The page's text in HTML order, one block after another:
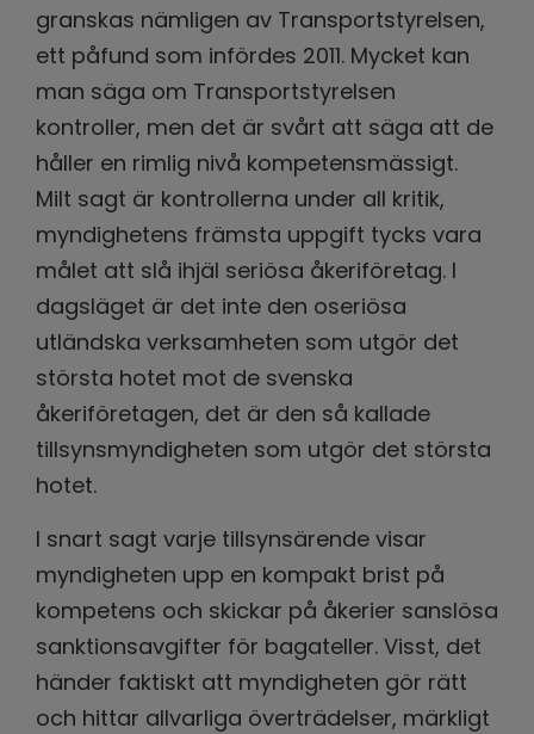
granskas nämligen av Transportstyrelsen,
ett påfund som infördes 2011. Mycket kan
man säga om Transportstyrelsen
kontroller, men det är svårt att säga att de
håller en rimlig nivå kompetensmässigt.
Milt sagt är kontrollerna under all kritik,
myndighetens främsta uppgift tycks vara
målet att slå ihjäl seriösa åkeriföretag. I
dagsläget är det inte den oseriösa
utländska verksamheten som utgör det
största hotet mot de svenska
åkeriföretagen, det är den så kallade
tillsynsmyndigheten som utgör det största
hotet.
I snart sagt varje tillsynsärende visar
myndigheten upp en kompakt brist på
kompetens och skickar på åkerier sanslösa
sanktionsavgifter för bagateller. Visst, det
händer faktiskt att myndigheten gör rätt
och hittar allvarliga överträdelser, märkligt